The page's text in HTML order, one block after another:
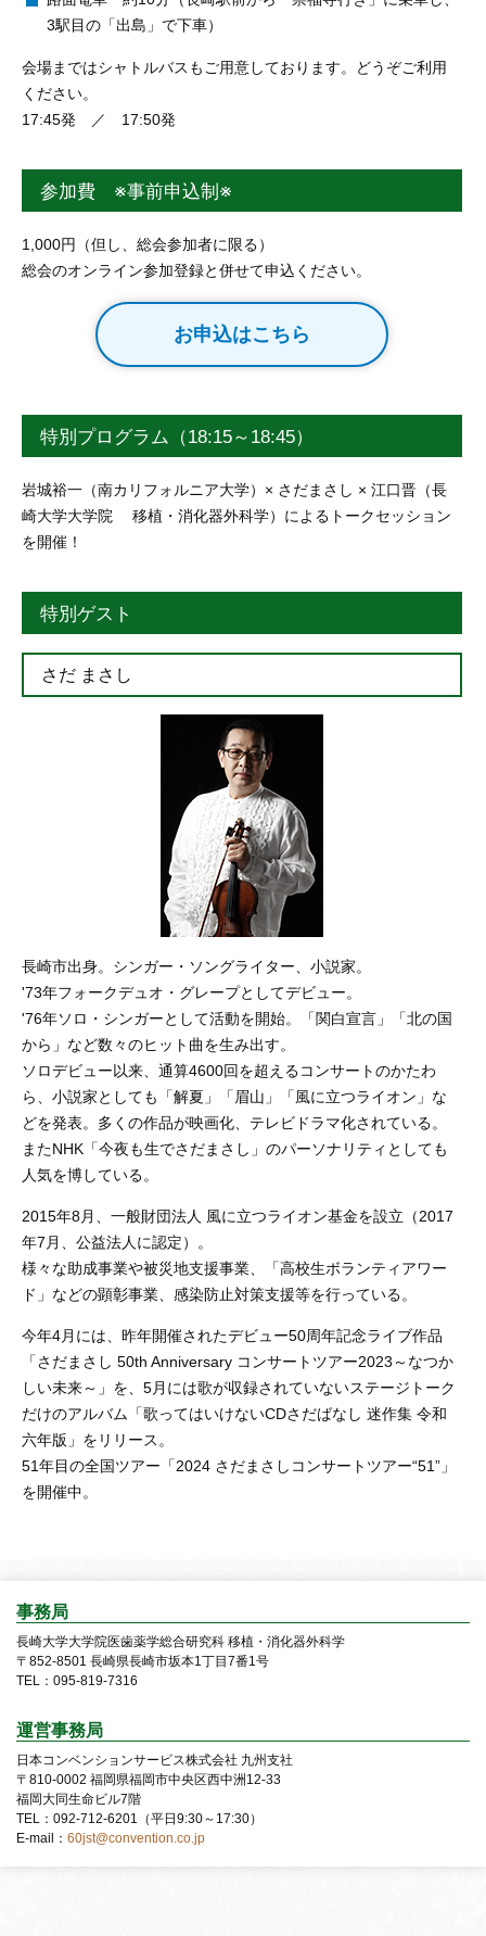
3駅目の「出島」で下車）
会場まではシャトルバスもご用意しております。どうぞご利用
ください。
17:45発 ／ 17:50発
参加費 ※事前申込制※
1,000円（但し、総会参加者に限る）
総会のオンライン参加登録と併せて申込ください。
お申込はこちら
特別プログラム（18:15～18:45）
岩城裕一（南カリフォルニア大学）× さだまさし × 江口晋（長
崎大学大学院 移植・消化器外科学）によるトークセッション
を開催！
特別ゲスト
さだ まさし
長崎市出身。シンガー・ソングライター、小説家。
'73年フォークデュオ・グレープとしてデビュー。
'76年ソロ・シンガーとして活動を開始。「関白宣言」「北の国
から」など数々のヒット曲を生み出す。
ソロデビュー以来、通算4600回を超えるコンサートのかたわ
ら、小説家としても「解夏」「眉山」「風に立つライオン」な
どを発表。多くの作品が映画化、テレビドラマ化されている。
またNHK「今夜も生でさだまさし」のパーソナリティとしても
人気を博している。
2015年8月、一般財団法人 風に立つライオン基金を設立（2017
年7月、公益法人に認定）。
様々な助成事業や被災地支援事業、「高校生ボランティアワー
ド」などの顕彰事業、感染防止対策支援等を行っている。
今年4月には、昨年開催されたデビュー50周年記念ライブ作品
「さだまさし 50th Anniversary コンサートツアー2023～なつか
しい未来～」を、5月には歌が収録されていないステージトーク
だけのアルバム「歌ってはいけないCDさだばなし 迷作集 令和
六年版」をリリース。
51年目の全国ツアー「2024 さだまさしコンサートツアー“51”」
を開催中。
事務局
長崎大学大学院医歯薬学総合研究科 移植・消化器外科学
〒852-8501 長崎県長崎市坂本1丁目7番1号
TEL：095-819-7316
運営事務局
日本コンベンションサービス株式会社 九州支社
〒810-0002 福岡県福岡市中央区西中洲12-33
福岡大同生命ビル7階
TEL：092-712-6201（平日9:30～17:30）
E-mail： 60jst@convention.co.jp